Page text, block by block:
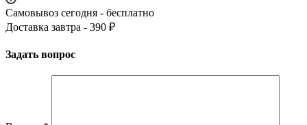
Самовывоз сегодня - бесплатно
Доставка завтра - 390 ₽
Задать вопрос